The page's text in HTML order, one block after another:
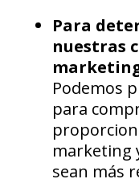
Para
nuestras
Podemos
para
marketing
sean más